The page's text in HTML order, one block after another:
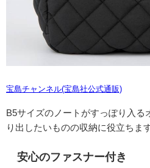
宝島チャンネル(宝島社公式通販)
B5サイズのノートがすっぽり入る
り出したいものの収納に役立ちます
安心のファスナー付き